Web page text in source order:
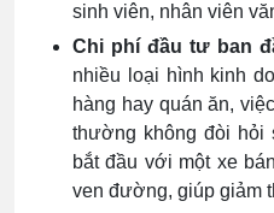
sinh viên, nhân viên
Chi phí đầu tư ban
nhiều loại hình kinh
hàng hay quán ăn,
thường không đòi hỏi
bắt đầu với một xe
ven đường, giúp giảm